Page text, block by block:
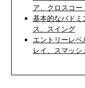
ア、クロスコー
基本的なバドミ
ス、スイング
エントリーレ
レイ、スマッシ